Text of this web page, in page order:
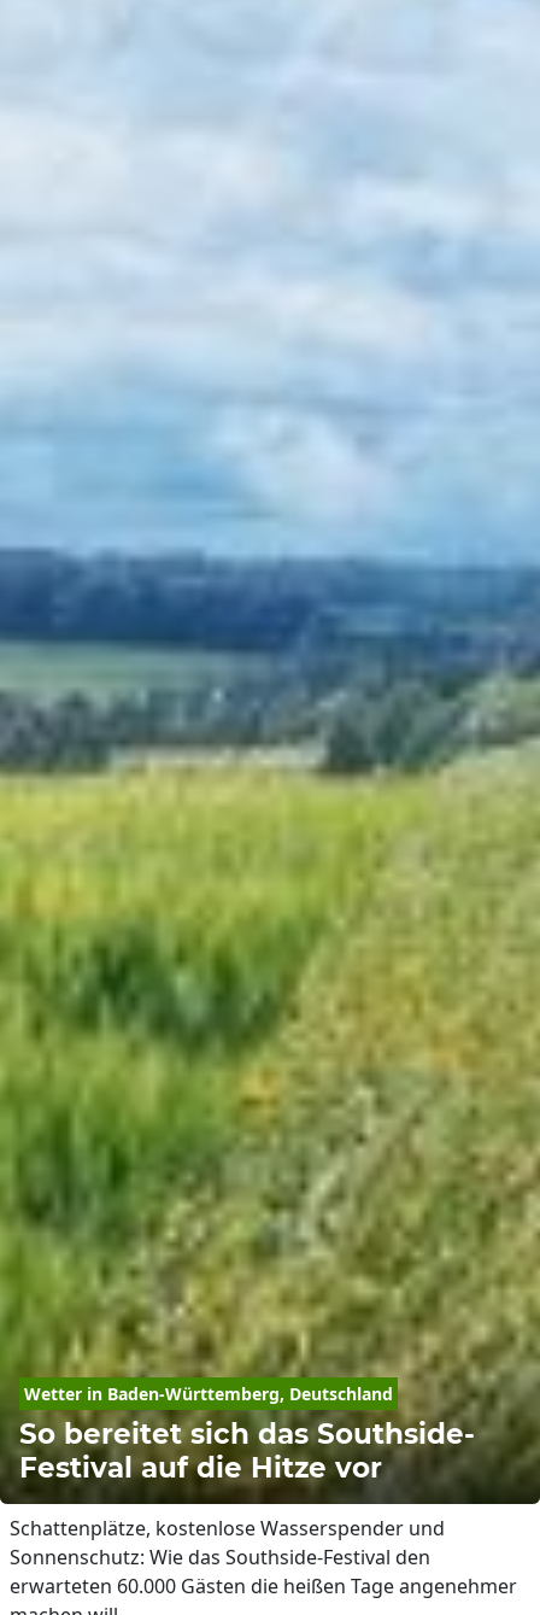
Wetter in Baden-Württemberg, Deutschland
So bereitet sich das Southside-
Festival auf die Hitze vor
Schattenplätze, kostenlose Wasserspender und
Sonnenschutz: Wie das Southside-Festival den
erwarteten 60.000 Gästen die heißen Tage angenehmer